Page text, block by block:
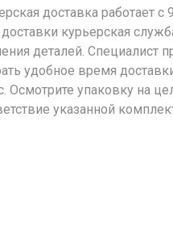
доставка работает с
курьерская
деталей. Специалист
удобное время
Осмотрите упаковку на
указанной